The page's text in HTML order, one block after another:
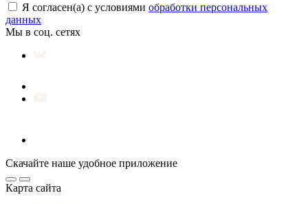
Я согласен(а) с условиями обработки персональных
данных
Мы в соц. сетях
Скачайте наше удобное приложение
Карта сайта